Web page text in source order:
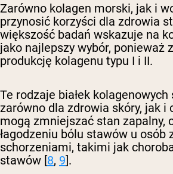
Zarówno kolagen morski, jak i
przynosić korzyści dla zdrowia
większość badań wskazuje na
jako najlepszy wybór, ponieważ
produkcję kolagenu typu I i II.
Te rodzaje białek kolagenowych
zarówno dla zdrowia skóry, jak i
mogą zmniejszać stan zapalny,
łagodzeniu bólu stawów u osób
schorzeniami, takimi jak
stawów [8, 9].